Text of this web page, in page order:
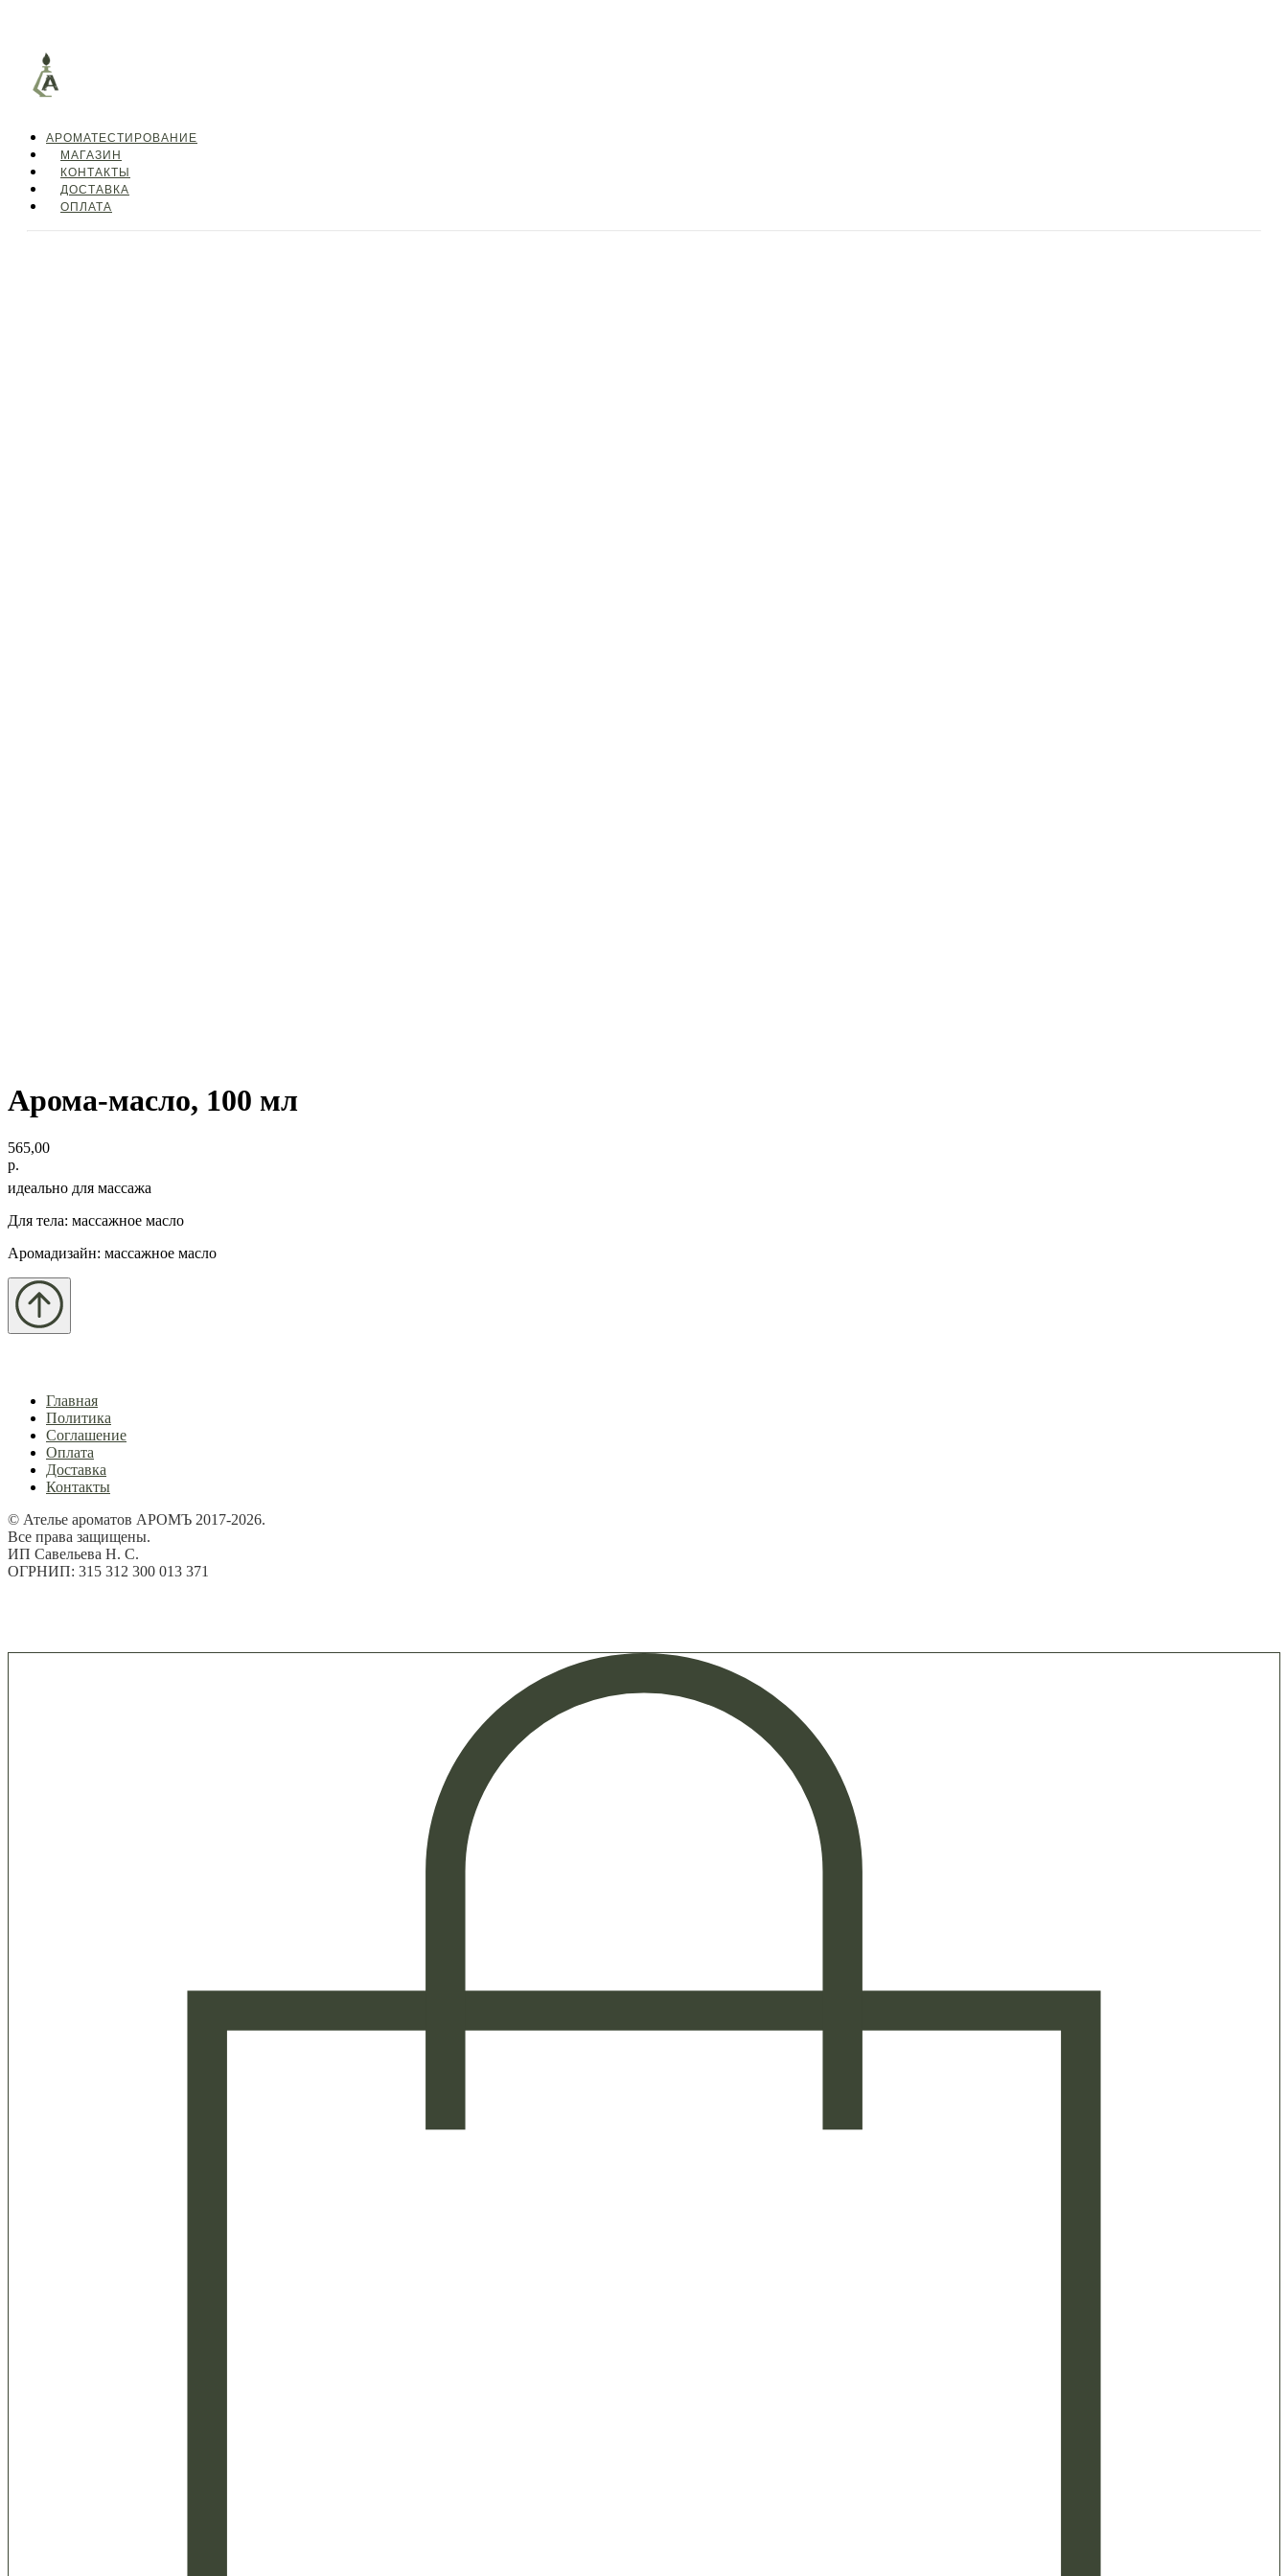
АРОМАТЕСТИРОВАНИЕ
МАГАЗИН
КОНТАКТЫ
ДОСТАВКА
ОПЛАТА
Арома-масло, 100 мл
565,00
р.
идеально для массажа
Для тела: массажное масло
Аромадизайн: массажное масло
Главная
Политика
Соглашение
Оплата
Доставка
Контакты
© Ателье ароматов АРОМЪ 2017-2026.
Все права защищены.
ИП Савельева Н. С.
ОГРНИП: 315 312 300 013 371